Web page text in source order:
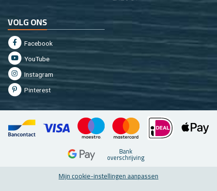
VOLG ONS
Fa­cebook
You­Tu­be
In­st­agram
Pin­te­rest
Bank
over­schrij­ving
Mijn coo­kie-in­stel­lin­gen aan­pas­sen